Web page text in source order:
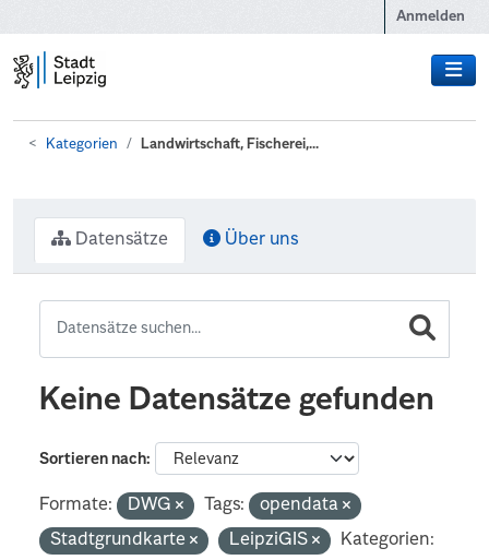
Anmelden
Kategorien Landwirtschaft, Fischerei,...
Datensätze Über uns
Keine Datensätze gefunden
Sortieren nach
Formate: DWG Tags:
opendata
Stadtgrundkarte
LeipziGIS
Kategorien: